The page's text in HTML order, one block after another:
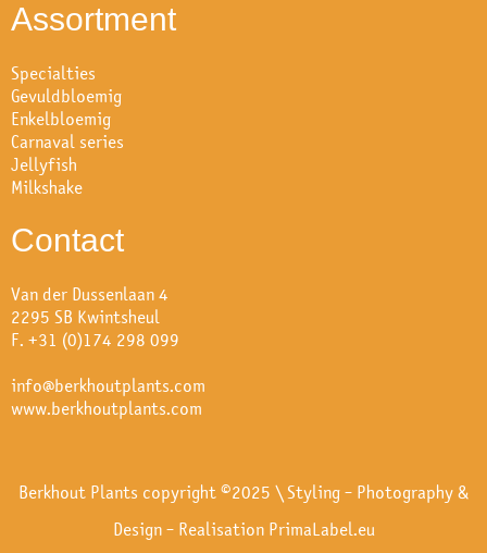
Assortment
Specialties
Gevuldbloemig
Enkelbloemig
Carnaval series
Jellyfish
Milkshake
Contact
Van der Dussenlaan 4
2295 SB Kwintsheul
F. +31 (0)174 298 099
info@berkhoutplants.com
www.berkhoutplants.com
Berkhout Plants copyright ©2025 \ Styling - Photography &
Design - Realisation PrimaLabel.eu